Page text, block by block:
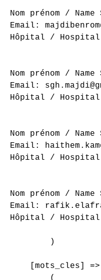
Nom prénom /
Email:
Hôpital /
Nom prénom /
Email:
Hôpital /
Nom prénom / Name
Email:
Hôpital /
Nom prénom /
Email:
Hôpital /
        )
[mots_cles]
        (